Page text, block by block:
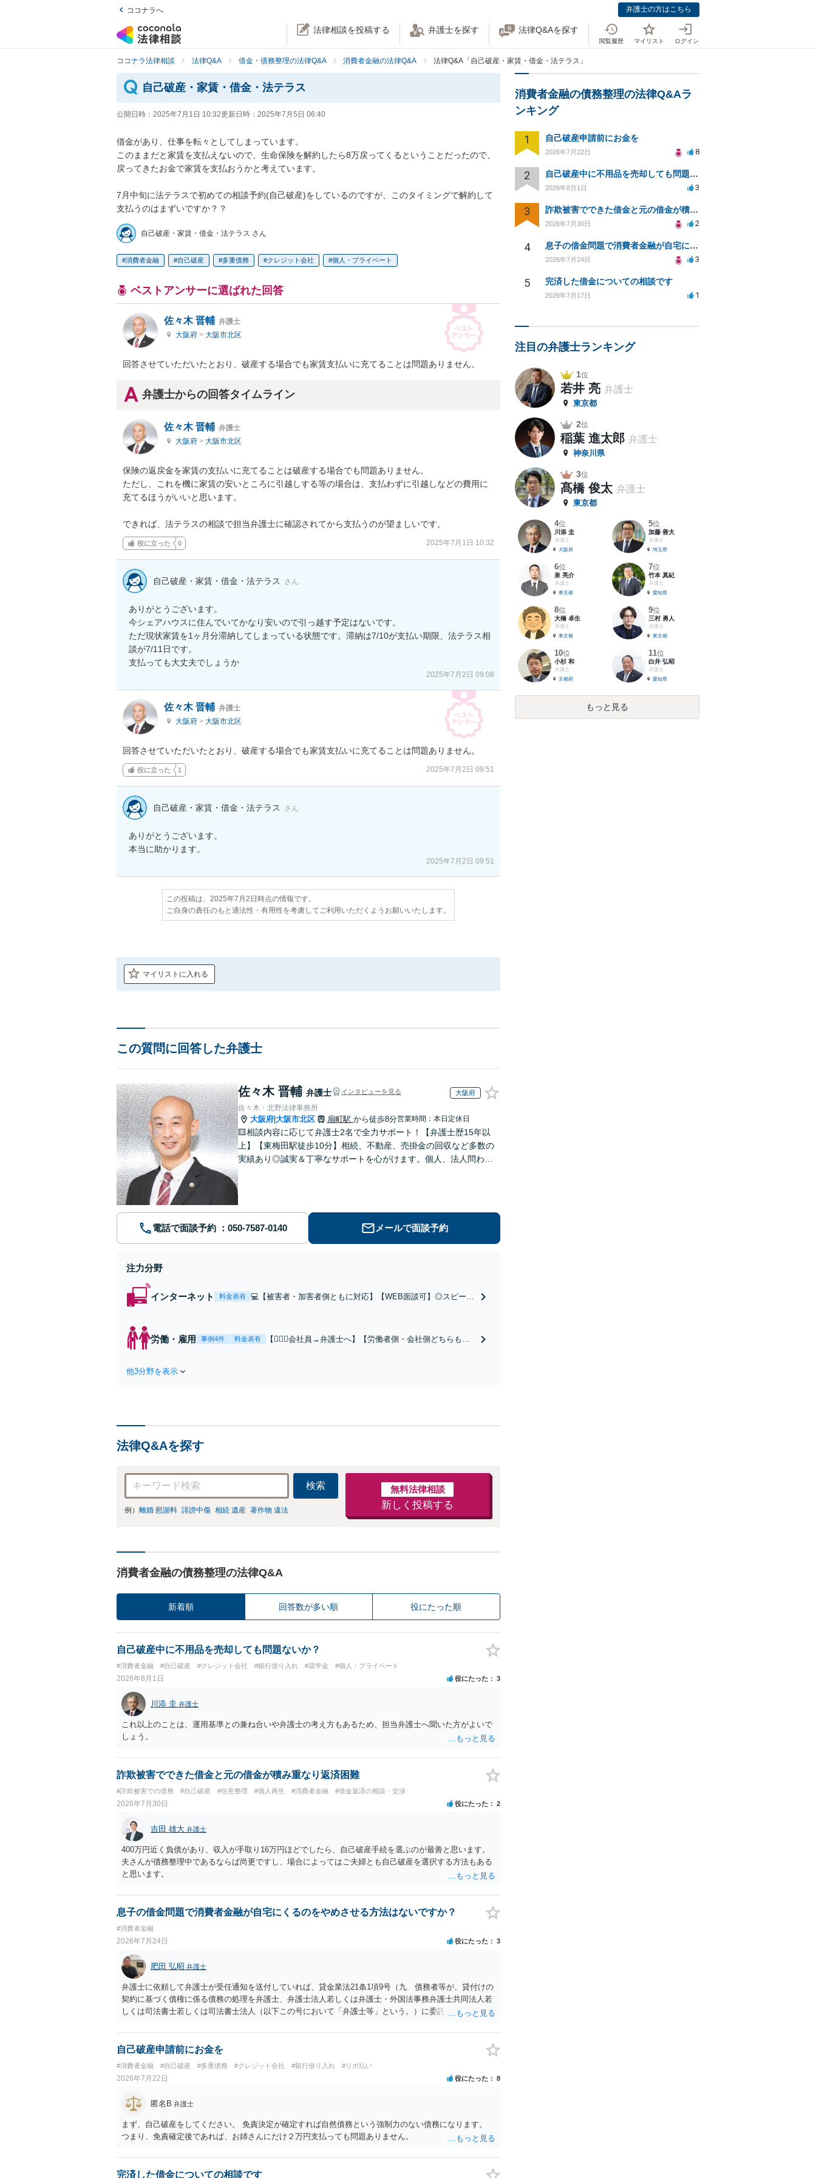
ココナラへ 弁護士の方はこちら
法律相談を投稿する 弁護士を探す 法律Q&Aを探す
閲覧履歴 マイリスト ログイン
ココナラ法律相談 法律Q&A 借金・債務整理の法律Q&A 消費者金融の法律Q&A 法律Q&A「自己破産・家賃・借金・法テラス」
自己破産・家賃・借金・法テラス
公開日時： 2025年7月1日 10:32更新日時： 2025年7月5日 06:40
借金があり、仕事を転々としてしまっています。
このままだと家賃を支払えないので、生命保険を解約したら8万戻ってくるということだったので、
戻ってきたお金で家賃を支払おうかと考えています。
7月中旬に法テラスで初めての相談予約(自己破産)をしているのですが、このタイミングで解約して
支払うのはまずいですか？？
自己破産・家賃・借金・法テラス さん
消費者金融 自己破産 多重債務 クレジット会社 個人・プライベート
ベストアンサーに選ばれた回答
佐々木 晋輔 弁護士
大阪府 > 大阪市北区
回答させていただいたとおり、破産する場合でも家賃支払いに充てることは問題ありません。
弁護士からの回答タイムライン
佐々木 晋輔 弁護士
大阪府 > 大阪市北区
保険の返戻金を家賃の支払いに充てることは破産する場合でも問題ありません。
ただし、これを機に家賃の安いところに引越しする等の場合は、支払わずに引越しなどの費用に
充てるほうがいいと思います。
できれば、法テラスの相談で担当弁護士に確認されてから支払うのが望ましいです。
役に立った 0 2025年7月1日 10:32
自己破産・家賃・借金・法テラス さん
ありがとうございます。
今シェアハウスに住んでいてかなり安いので引っ越す予定はないです。
ただ現状家賃を1ヶ月分滞納してしまっている状態です。滞納は7/10が支払い期限、法テラス相
談が7/11日です。
支払っても大丈夫でしょうか
2025年7月2日 09:08
佐々木 晋輔 弁護士
大阪府 > 大阪市北区
回答させていただいたとおり、破産する場合でも家賃支払いに充てることは問題ありません。
役に立った 1 2025年7月2日 09:51
自己破産・家賃・借金・法テラス さん
ありがとうございます。
本当に助かります。
2025年7月2日 09:51
この投稿は、2025年7月2日時点の情報です。
ご自身の責任のもと適法性・有用性を考慮してご利用いただくようお願いいたします。
マイリストに入れる
この質問に回答した弁護士
佐々木 晋輔 弁護士 インタビューを見る 大阪府
佐々木・北野法律事務所
大阪府 大阪市北区 扇町駅 から徒歩8分営業時間：本日定休日
🟨相談内容に応じて弁護士2名で全力サポート！【弁護士歴15年以
上】【東梅田駅徒歩10分】相続、不動産、売掛金の回収など多数の
実績あり◎誠実＆丁寧なサポートを心がけます。個人、法人問わず
電話で面談予約 メールで面談予約
注力分野
インターネット 料金表有
💻【被害者・加害者側ともに対応】【WEB面談可】◎スピード
【東梅田駅徒歩10分】【弁護士歴15年以上】
労働・雇用 事例4件 料金表有
【👷🏻‍♂️会社員→弁護士へ】【労働者側・会社側どちらも対
他3分野を表示
法律Q&Aを探す
検索
例） 離婚 慰謝料 誹謗中傷 相続 遺産 著作物 違法
無料法律相談
新しく投稿する
消費者金融の債務整理の法律Q&A
新着順 回答数が多い順 役にたった順
自己破産中に不用品を売却しても問題ないか？
#消費者金融 #自己破産 #クレジット会社 #銀行借り入れ #奨学金 #個人・プライベート
2026年8月1日 役にたった 3
川添 圭 弁護士
これ以上のことは、運用基準との兼ね合いや弁護士の考え方もあるため、担当弁護士へ聞いた方がよいで
しょう。
詐欺被害でできた借金と元の借金が積み重なり返済困難
#詐欺被害での債務 #自己破産 #任意整理 #個人再生 #消費者金融 #借金返済の相談・交渉
2026年7月30日 役にたった 2
吉田 雄大 弁護士
400万円近く負債があり、収入が手取り16万円ほどでしたら、自己破産手続を選ぶのが最善と思います。
夫さんが債務整理中であるならば尚更ですし、場合によってはご夫婦とも自己破産を選択する方法もある
と思います。
息子の借金問題で消費者金融が自宅にくるのをやめさせる方法はないですか？
#消費者金融
2026年7月24日 役にたった 3
肥田 弘昭 弁護士
弁護士に依頼して弁護士が受任通知を送付していれば、貸金業法21条1項9号（九 債務者等が、貸付けの
契約に基づく債権に係る債務の処理を弁護士、弁護士法人若しくは弁護士・外国法事務弁護士共同法人若
しくは司法書士若しくは司法書士法人（以下この号において「弁護士等」という。）に委託し、又はその
旨の通知があつた場合において、正当な理由がないのに、債務者等に対し、電話をかけ、電報を送達し、
若しくはファクシミリ装置を用いて送信し、又は訪問する方法により、当該債務を弁済することを要求
務を弁済することを要求すること。）に違反しています。監督官庁に行政処分を求める、裁判所に仮処分
申請、不退去罪が成立すれば警察に通報などの対応が考えられます。ご参考にしてください。
自己破産申請前にお金を
#消費者金融 #自己破産 #多重債務 #クレジット会社 #銀行借り入れ #リボ払い
2026年7月22日 役にたった 8
匿名B 弁護士
まず、自己破産をしてください。 免責決定が確定すれば自然債務という強制力のない債務になります。
つまり、免責確定後であれば、お姉さんにだけ２万円支払っても問題ありません。
完済した借金についての相談です
消費者金融の債務整理の法律Q&Aラ
ンキング
1 自己破産申請前にお金を
2026年7月22日 8
2 自己破産中に不用品を売却しても問題ないか？
2026年8月1日 3
3 詐欺被害でできた借金と元の借金が積み重なり返済困難
2026年7月30日 2
4 息子の借金問題で消費者金融が自宅にくるのをやめさせる方法はないですか？
2026年7月24日 3
5 完済した借金についての相談です
2026年7月17日 1
注目の弁護士ランキング
1位
若井 亮 弁護士
東京都
2位
稲葉 進太郎 弁護士
神奈川県
3位
髙橋 俊太 弁護士
東京都
4位
川添 圭
弁護士
大阪府
5位
加藤 善大
弁護士
埼玉県
6位
泉 亮介
弁護士
東京都
7位
竹本 真紀
弁護士
愛知県
8位
大橋 卓生
弁護士
東京都
9位
三村 勇人
弁護士
東京都
10位
小杉 和
弁護士
京都府
11位
白井 弘昭
弁護士
愛知県
もっと見る